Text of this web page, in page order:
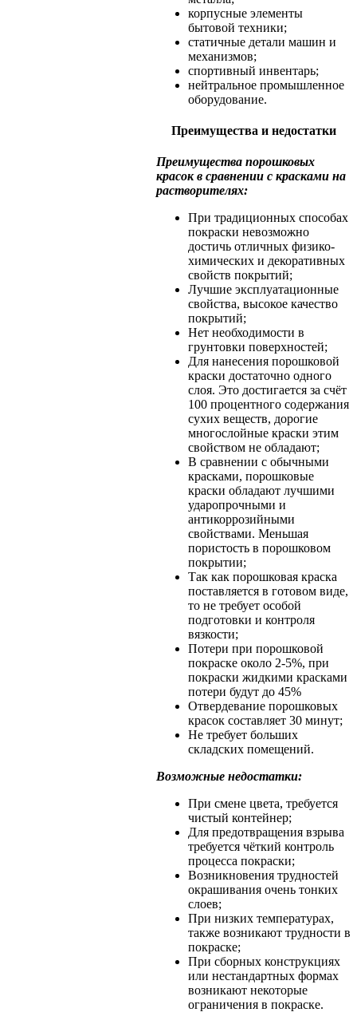
корпусные элементы
бытовой техники;
статичные детали машин и
механизмов;
спортивный инвентарь;
нейтральное промышленное
оборудование.
Преимущества и недостатки
Преимущества порошковых
красок в сравнении с красками на
растворителях:
При традиционных способах
покраски невозможно
достичь отличных физико-
химических и декоративных
свойств покрытий;
Лучшие эксплуатационные
свойства, высокое качество
покрытий;
Нет необходимости в
грунтовки поверхностей;
Для нанесения порошковой
краски достаточно одного
слоя. Это достигается за счёт
100 процентного содержания
сухих веществ, дорогие
многослойные краски этим
свойством не обладают;
В сравнении с обычными
красками, порошковые
краски обладают лучшими
ударопрочными и
антикоррозийными
свойствами. Меньшая
пористость в порошковом
покрытии;
Так как порошковая краска
поставляется в готовом виде,
то не требует особой
подготовки и контроля
вязкости;
Потери при порошковой
покраске около 2-5%, при
покраски жидкими красками
потери будут до 45%
Отвердевание порошковых
красок составляет 30 минут;
Не требует больших
складских помещений.
Возможные недостатки:
При смене цвета, требуется
чистый контейнер;
Для предотвращения взрыва
требуется чёткий контроль
процесса покраски;
Возникновения трудностей
окрашивания очень тонких
слоев;
При низких температурах,
также возникают трудности в
покраске;
При сборных конструкциях
или нестандартных формах
возникают некоторые
ограничения в покраске.